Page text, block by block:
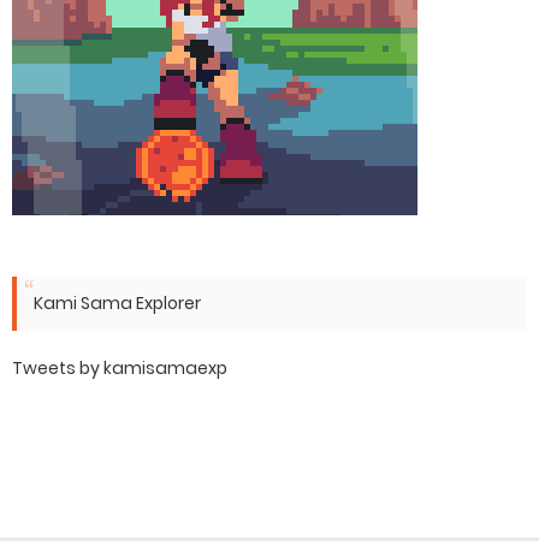
Kami Sama Explorer
Tweets by kamisamaexp